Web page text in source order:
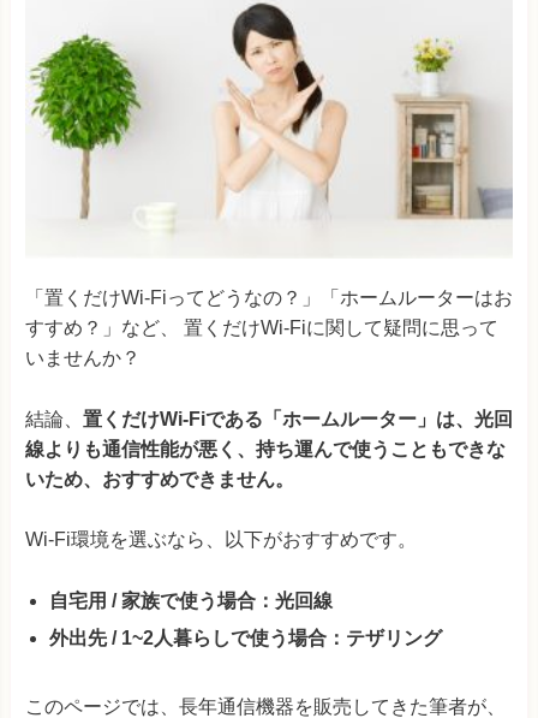
「置くだけWi-Fiってどうなの？」「ホームルーターはお
すすめ？」など、 置くだけWi-Fiに関して疑問に思って
いませんか？
結論、 置くだけWi-Fiである「ホームルーター」は、光回
線よりも通信性能が悪く、持ち運んで使うこともできな
いため、おすすめできません。
Wi-Fi環境を選ぶなら、以下がおすすめです。
自宅用 / 家族で使う場合：光回線
外出先 / 1~2人暮らしで使う場合：テザリング
このページでは、長年通信機器を販売してきた筆者が、